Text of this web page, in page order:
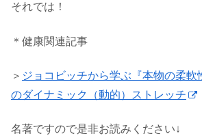
それでは！
＊健康関連記事
＞ ジョコビッチから学ぶ『本物の柔軟
のダイナミック（動的）ストレッチ
名著ですので是非お読みください↓